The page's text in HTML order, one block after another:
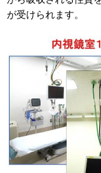
が受けられます。